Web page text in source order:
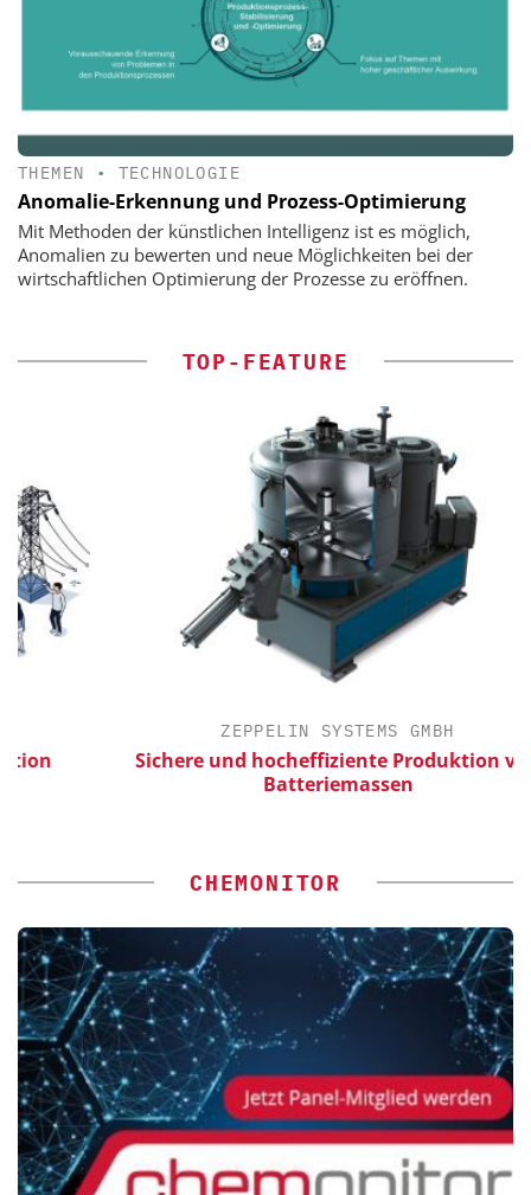
THEMEN • TECHNOLOGIE
Anomalie-Erkennung und Prozess-Optimierung
Mit Methoden der künstlichen Intelligenz ist es möglich,
Anomalien zu bewerten und neue Möglichkeiten bei der
wirtschaftlichen Optimierung der Prozesse zu eröffnen.
TOP-FEATURE
ZEPPELIN SYSTEMS GMBH
Sichere und hocheffiziente Produktion von
Batteriemassen
CHEMONITOR